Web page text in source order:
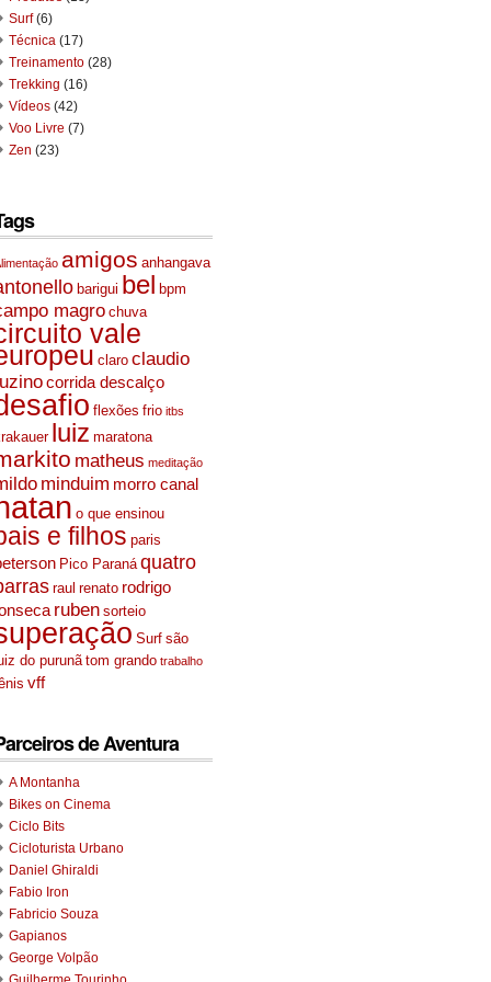
Surf(6)
Técnica (17)
Treinamento (28)
Trekking (16)
Vídeos (42)
Voo Livre (7)
Zen (23)
amigos anhangava
barigui bel bpm
magro chuva
vale
claro claudio
corrida descalço
flexões frio itbs
luiz maratona
matheus meditação
minduim morro canal
o que ensinou
e filhos paris
Pico Paraná quatro
raul renato rodrigo
ruben sorteio
Surf são
do purunã tom grando trabalho
vff
de Aventura
A Montanha
Bikes on Cinema
Ciclo Bits
Cicloturista Urbano
Daniel Ghiraldi
Fabio Iron
Fabricio Souza
Gapianos
George Volpão